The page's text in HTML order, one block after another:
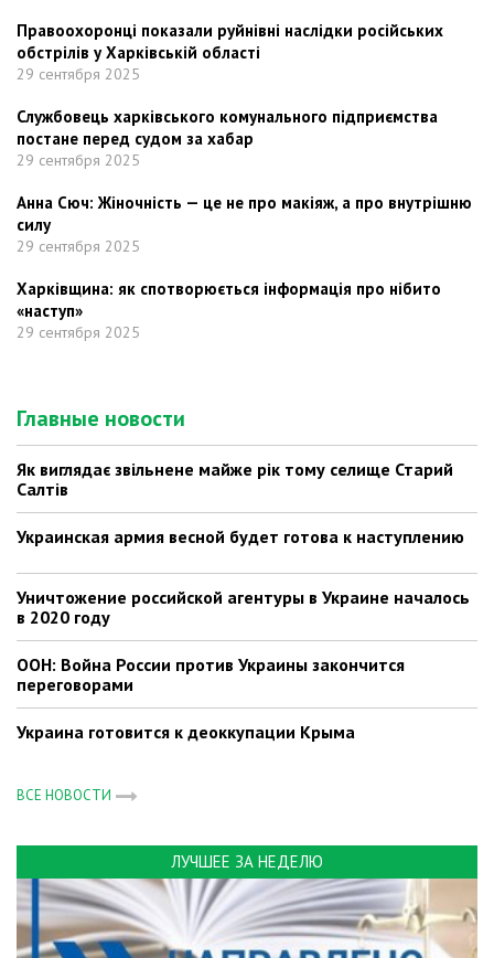
Правоохоронці показали руйнівні наслідки російських
обстрілів у Харківській області
29 сентября 2025
Службовець харківського комунального підприємства
постане перед судом за хабар
29 сентября 2025
Анна Сюч: Жіночність — це не про макіяж, а про внутрішню
силу
29 сентября 2025
Харківщина: як спотворюється інформація про нібито
«наступ»
29 сентября 2025
Главные новости
Як виглядає звільнене майже рік тому селище Старий
Салтів
Украинская армия весной будет готова к наступлению
Уничтожение российской агентуры в Украине началось
в 2020 году
ООН: Война России против Украины закончится
переговорами
Украина готовится к деоккупации Крыма
ВСЕ НОВОСТИ
ЛУЧШЕЕ ЗА НЕДЕЛЮ